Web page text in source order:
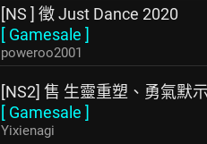
[NS ] 徵 Just Dance 2020
[ Gamesale ]
poweroo2001
[NS2] 售 生靈重塑、勇氣默
[ Gamesale ]
Yixienagi